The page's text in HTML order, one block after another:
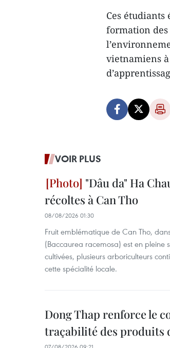
Ces
formation
vietnamiens
VOIR PLUS
"Dâu da" Ha
récoltes à Can Tho
08/08/2026 01:30
Fruit emblématique de Can Tho,
(Baccaurea racemosa) est en pleine
cultivées, plusieurs arboriculteurs
cette spécialité locale.
Dong Thap renforce le
traçabilité des produits